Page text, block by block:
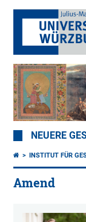
NEUERE
INSTITUT FÜR
Amend